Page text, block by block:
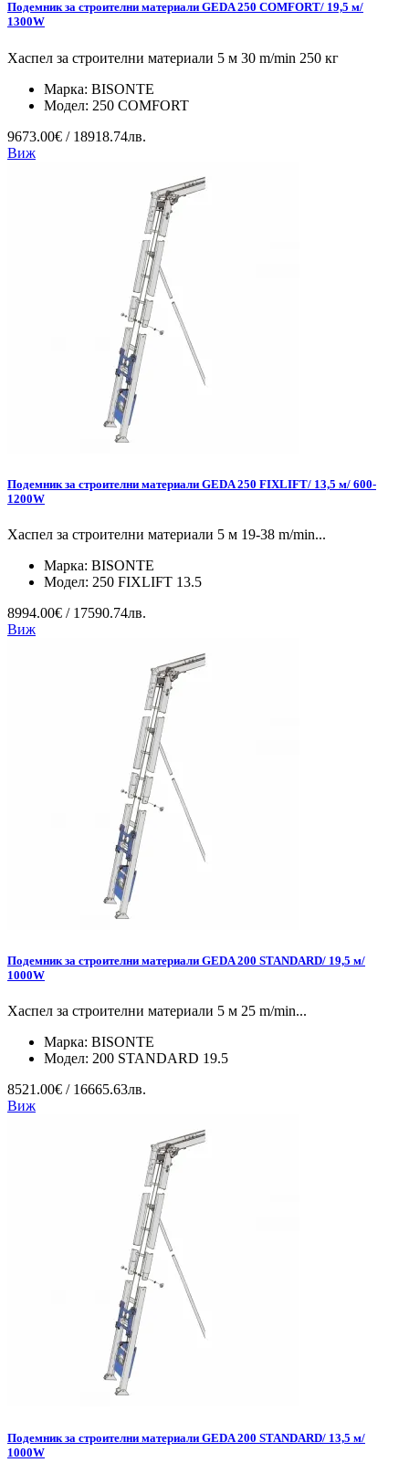
Подемник за строителни материали GEDA 250 COMFORT/ 19,5 м/
1300W
Хаспел за строителни материали 5 м 30 m/min 250 кг
Марка: BISONTE
Модел: 250 COMFORT
9673.00€ / 18918.74лв.
Виж
Подемник за строителни материали GEDA 250 FIXLIFT/ 13,5 м/ 600-
1200W
Хаспел за строителни материали 5 м 19-38 m/min...
Марка: BISONTE
Модел: 250 FIXLIFT 13.5
8994.00€ / 17590.74лв.
Виж
Подемник за строителни материали GEDA 200 STANDARD/ 19,5 м/
1000W
Хаспел за строителни материали 5 м 25 m/min...
Марка: BISONTE
Модел: 200 STANDARD 19.5
8521.00€ / 16665.63лв.
Виж
Подемник за строителни материали GEDA 200 STANDARD/ 13,5 м/
1000W